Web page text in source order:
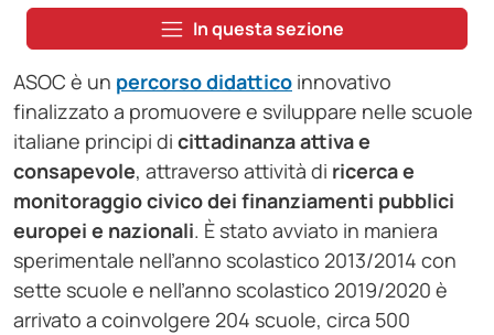
In questa sezione
ASOC è un percorso didattico innovativo
finalizzato a promuovere e sviluppare nelle scuole
italiane principi di cittadinanza attiva e
consapevole, attraverso attività di ricerca e
monitoraggio civico dei finanziamenti pubblici
europei e nazionali. È stato avviato in maniera
sperimentale nell’anno scolastico 2013/2014 con
sette scuole e nell’anno scolastico 2019/2020 è
arrivato a coinvolgere 204 scuole, circa 500